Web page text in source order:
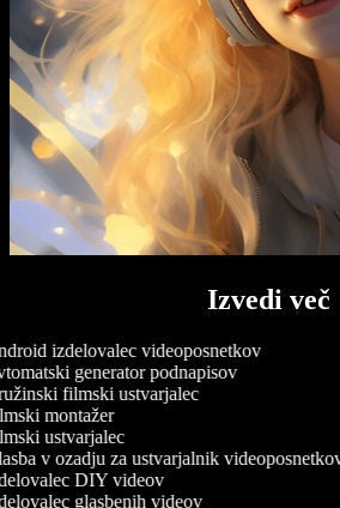
Izvedi več
izdelovalec videoposnetkov
generator podnapisov
filmski ustvarjalec
montažer
ustvarjalec
v ozadju za ustvarjalnik videoposnetkov
DIY videov
glasbenih videov